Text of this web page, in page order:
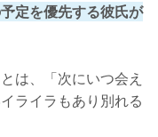
定を優先する彼氏が
は、「次にいつ会え
ライラもあり別れる